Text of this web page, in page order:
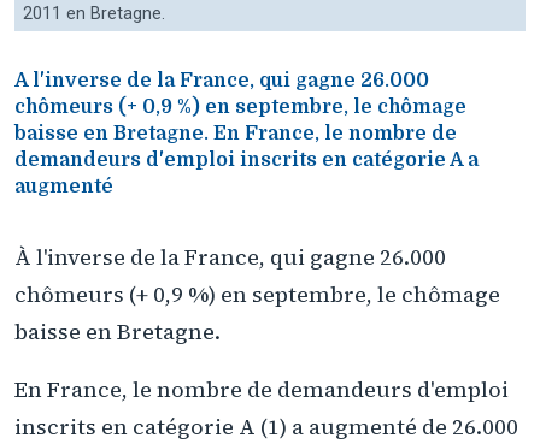
2011 en Bretagne.
A l'inverse de la France, qui gagne 26.000
chômeurs (+ 0,9 %) en septembre, le chômage
baisse en Bretagne. En France, le nombre de
demandeurs d'emploi inscrits en catégorie A a
augmenté
À l'inverse de la France, qui gagne 26.000
chômeurs (+ 0,9 %) en septembre, le chômage
baisse en Bretagne.
En France, le nombre de demandeurs d'emploi
inscrits en catégorie A (1) a augmenté de 26.000